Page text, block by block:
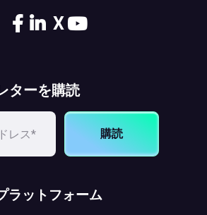
X
ターを購読
購読
ラットフォーム